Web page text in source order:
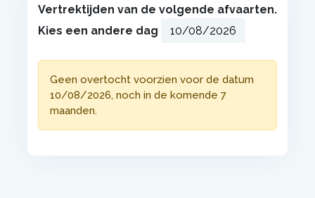
Vertrektijden van de volgende afvaarten.
Kies een andere dag
Geen overtocht voorzien voor de datum
10/08/2026, noch in de komende 7
maanden.